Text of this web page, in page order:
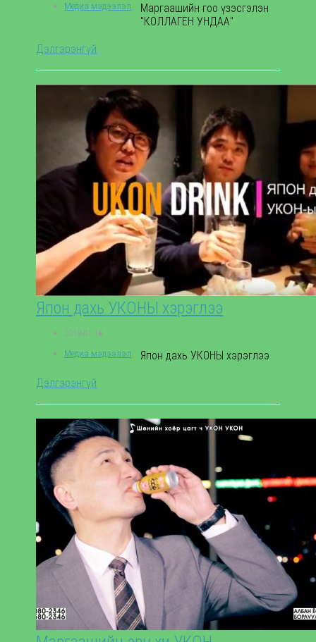
Медиа мэдээлэл,
Маргаашийн гоо үзэсгэлэн
"КОЛЛАГЕН УНДАА"
Дэлгэрэнгүй
Япон дахь УКОНЫ хэрэглээ
2018-01-10
Медиа мэдээлэл, Япон дахь УКОНЫ хэрэглээ
Дэлгэрэнгүй